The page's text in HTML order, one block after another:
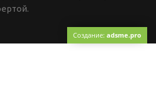
Создание: adsme.pro